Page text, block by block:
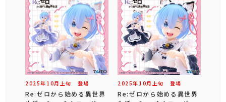
2025年 10月 上旬 登場
Re:ゼロから始める異世界
2025年 10月 上旬 登場
Re:ゼロから始める異世界